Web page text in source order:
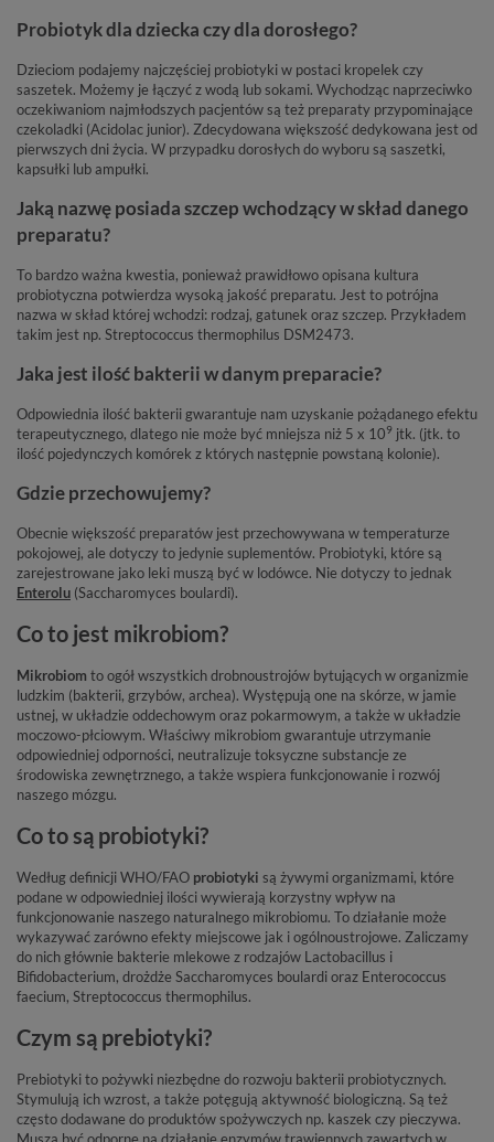
Probiotyk dla dziecka czy dla dorosłego?
Dzieciom podajemy najczęściej probiotyki w postaci kropelek czy
saszetek. Możemy je łączyć z wodą lub sokami. Wychodząc naprzeciwko
oczekiwaniom najmłodszych pacjentów są też preparaty przypominające
czekoladki (Acidolac junior). Zdecydowana większość dedykowana jest od
pierwszych dni życia. W przypadku dorosłych do wyboru są saszetki,
kapsułki lub ampułki.
Jaką nazwę posiada szczep wchodzący w skład danego
preparatu?
To bardzo ważna kwestia, ponieważ prawidłowo opisana kultura
probiotyczna potwierdza wysoką jakość preparatu. Jest to potrójna
nazwa w skład której wchodzi: rodzaj, gatunek oraz szczep. Przykładem
takim jest np. Streptococcus thermophilus DSM2473.
Jaka jest ilość bakterii w danym preparacie?
Odpowiednia ilość bakterii gwarantuje nam uzyskanie pożądanego efektu
terapeutycznego, dlatego nie może być mniejsza niż 5 x 109 jtk. (jtk. to
ilość pojedynczych komórek z których następnie powstaną kolonie).
Gdzie przechowujemy?
Obecnie większość preparatów jest przechowywana w temperaturze
pokojowej, ale dotyczy to jedynie suplementów. Probiotyki, które są
zarejestrowane jako leki muszą być w lodówce. Nie dotyczy to jednak
Enterolu (Saccharomyces boulardi).
Co to jest mikrobiom?
Mikrobiom to ogół wszystkich drobnoustrojów bytujących w organizmie
ludzkim (bakterii, grzybów, archea). Występują one na skórze, w jamie
ustnej, w układzie oddechowym oraz pokarmowym, a także w układzie
moczowo-płciowym. Właściwy mikrobiom gwarantuje utrzymanie
odpowiedniej odporności, neutralizuje toksyczne substancje ze
środowiska zewnętrznego, a także wspiera funkcjonowanie i rozwój
naszego mózgu.
Co to są probiotyki?
Według definicji WHO/FAO probiotyki są żywymi organizmami, które
podane w odpowiedniej ilości wywierają korzystny wpływ na
funkcjonowanie naszego naturalnego mikrobiomu. To działanie może
wykazywać zarówno efekty miejscowe jak i ogólnoustrojowe. Zaliczamy
do nich głównie bakterie mlekowe z rodzajów Lactobacillus i
Bifidobacterium, drożdże Saccharomyces boulardi oraz Enterococcus
faecium, Streptococcus thermophilus.
Czym są prebiotyki?
Prebiotyki to pożywki niezbędne do rozwoju bakterii probiotycznych.
Stymulują ich wzrost, a także potęgują aktywność biologiczną. Są też
często dodawane do produktów spożywczych np. kaszek czy pieczywa.